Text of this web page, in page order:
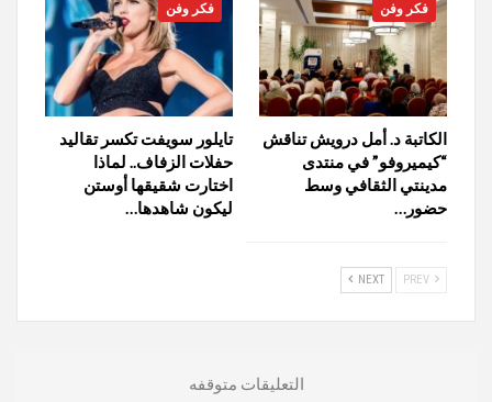
فكر وفن
الكاتبة د. أمل درويش تناقش
“كيميروفو” في منتدى
مدينتي الثقافي وسط
حضور…
فكر وفن
تايلور سويفت تكسر تقاليد
حفلات الزفاف.. لماذا
اختارت شقيقها أوستن
ليكون شاهدها…
NEXT
التعليقات متوقفه